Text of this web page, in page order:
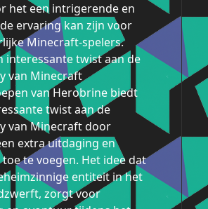
het een intrigerende en
ervaring kan zijn voor
Minecraft-spelers.
interessante twist aan de
van Minecraft
van Herobrine biedt
twist aan de
van Minecraft door
extra uitdaging en
te voegen. Het idee dat
entiteit in het
zorgt voor